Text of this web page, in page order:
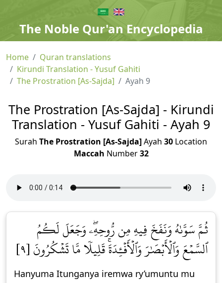
The Noble Qur'an Encyclopedia
Home
Quran translations
Kirundi Translation - Yusuf Gahiti
The Prostration [As-Sajda]
Ayah 9
The Prostration [As-Sajda] - Kirundi
Translation - Yusuf Gahiti - Ayah 9
Surah The Prostration [As-Sajda]Ayah 30 Location
Maccah Number32
ثُمَّ سَوَّىٰهُ وَنَفَخَ فِيهِ مِن رُّوحِهِۦۖ وَجَعَلَ لَكُمُ
ٱلسَّمۡعَ وَٱلۡأَبۡصَٰرَ وَٱلۡأَفۡـِٔدَةَۚ قَلِيلٗا مَّا تَشۡكُرُونَ [٩]
Hanyuma Itunganya iremwa ry’umuntu mu